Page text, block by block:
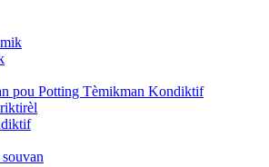
pou Potting Tèmikman Kondiktif